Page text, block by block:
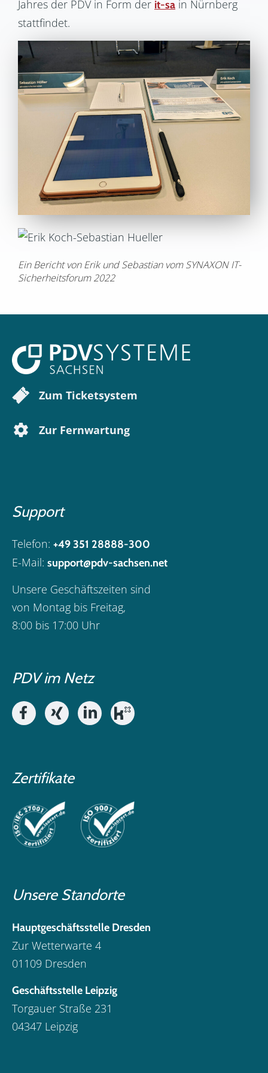
Jahres der PDV in Form der it-sa in Nürnberg
stattfindet.
Ein Bericht von Erik und Sebastian vom SYNAXON IT-
Sicherheitsforum 2022
Zum Ticketsystem
Zur Fernwartung
Support
Telefon: +49 351 28888-300
E-Mail: support@pdv-sachsen.net
Unsere Geschäftszeiten sind
von Montag bis Freitag,
8:00 bis 17:00 Uhr
PDV im Netz
Zertifikate
Unsere Standorte
Hauptgeschäftsstelle Dresden
Zur Wetterwarte 4
01109 Dresden
Geschäftsstelle Leipzig
Torgauer Straße 231
04347 Leipzig